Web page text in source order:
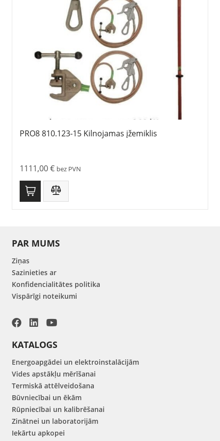
PRO8 810.123-15 Kilnojamas įžemiklis
1111,00€ bez PVN
PAR MUMS
Ziņas
Sazinieties ar
Konfidencialitātes politika
Vispārīgi noteikumi
KATALOGS
Energoapgādei un elektroinstalācijām
Vides apstākļu mērīšanai
Termiskā attēlveidošana
Būvniecībai un ēkām
Rūpniecībai un kalibrēšanai
Zinātnei un laboratorijām
Iekārtu apkopei